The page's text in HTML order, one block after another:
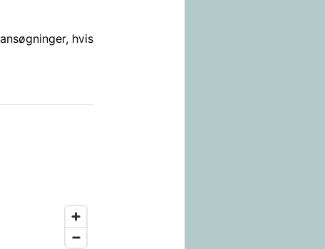
hvis